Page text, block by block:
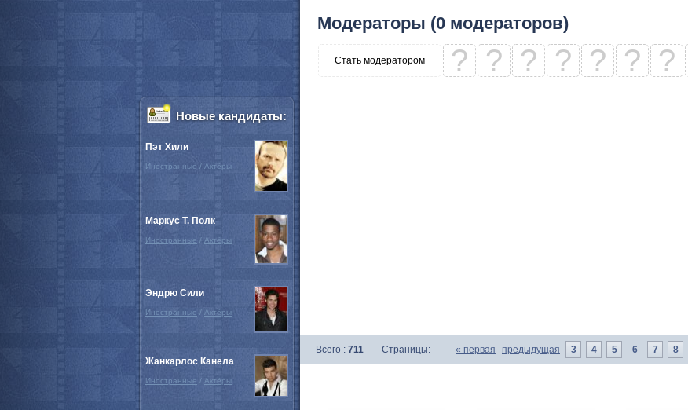
Модераторы (0 модераторов)
Стать модератором ? ? ? ? ? ? ?
Всего : 711 Страницы: « первая предыдущая 3 4 5 6 7 8
Новые кандидаты:
Пэт Хили
Иностранные / Актёры
Маркус Т. Полк
Иностранные / Актёры
Эндрю Сили
Иностранные / Актёры
Жанкарлос Канела
Иностранные / Актёры